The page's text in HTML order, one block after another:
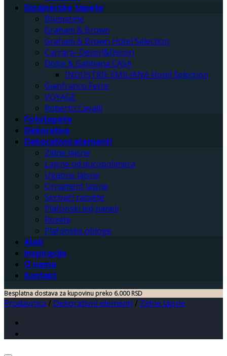
Dizajnerske tapete
Blumarine
Graham & Brown
Graham & Brown Hotel Selection
Carrara- Decori&Decori
Dolce & Gabbana CASA
INDUSTRIE EMILIANA Hotel Selection
Gianfranco Ferre
VOYAGE
Roberto Cavalli
Fototapete
Dekorativa
Dekorativni elementi
Zidne lajsne
Lajsne od duropolimera
Ugaone lajsne
Ornament lajsne
Skrivači rasvete
Plafonski led paneli
Rozete
Plafonske obloge
Alati
Inspiracija
O nama
Kontakt
Besplatna dostava za kupovinu preko 6.000 RSD
Prodavnica / Dekorativni elementi / Zidne lajsne